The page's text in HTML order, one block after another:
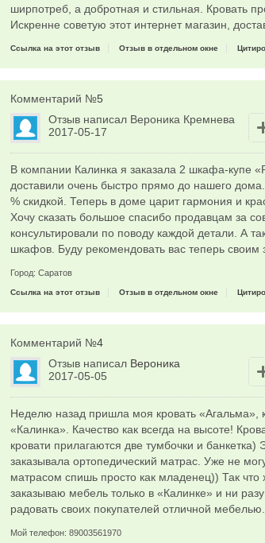
ширпотреб, а добротная и стильная. Кровать
Искренне советую этот интернет магазин,
Ссылка на этот отзыв Отзыв в отдельном окне
Комментарий №5
Отзыв написал Вероника Кремнева
2017-05-17
В компании Калинка я заказала 2 шкафа-купе
доставили очень быстро прямо до нашего
% скидкой. Теперь в доме царит гармония и
Хочу сказать большое спасибо продавцам за
консультировали по поводу каждой детали. А
шкафов. Буду рекомендовать вас теперь
Город: Саратов
Ссылка на этот отзыв Отзыв в отдельном окне
Комментарий №4
Отзыв написал Вероника
2017-05-05
Неделю назад пришла моя кровать «Агальма»,
«Калинка». Качество как всегда на высоте!
кровати прилагаются две тумбочки и банкетка)
заказывала ортопедический матрас. Уже не
матрасом спишь просто как младенец)) Так что
заказываю мебель только в «Калинке» и ни
радовать своих покупателей отличной мебелью.
Мой телефон: 89003561970